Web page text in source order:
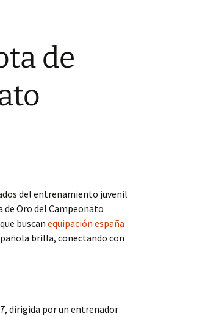
de
del entrenamiento juvenil
de Oro del Campeonato
buscan equipación españa
brilla, conectando con
dirigida por un entrenador